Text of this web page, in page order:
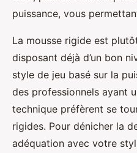
puissance, vous
La mousse rigide est
disposant déjà d’un bon
style de jeu basé sur la
des professionnels ayant
technique préfèrent se
rigides. Pour dénicher la
adéquation avec votre